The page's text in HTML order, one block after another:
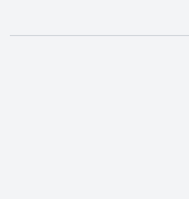
opens in